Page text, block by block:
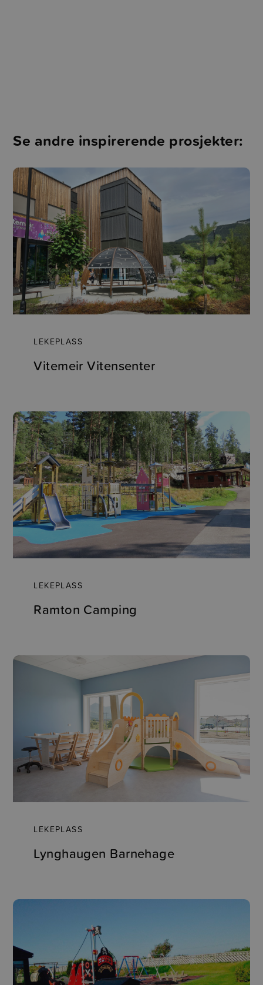
Se andre inspirerende prosjekter:
LEKEPLASS
Vitemeir Vitensenter
LEKEPLASS
Ramton Camping
LEKEPLASS
Lynghaugen Barnehage